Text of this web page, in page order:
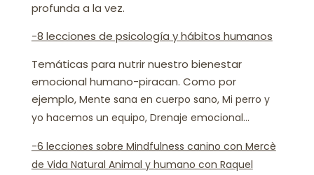
profunda a la vez.
-8 lecciones de psicología y hábitos humanos
Temáticas para nutrir nuestro bienestar
emocional humano-piracan. Como por
ejemplo, Mente sana en cuerpo sano, Mi perro y
yo hacemos un equipo, Drenaje emocional…
-6 lecciones sobre Mindfulness canino con Mercè
de Vida Natural Animal y humano con Raquel